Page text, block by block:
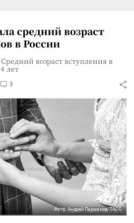
средний возраст
в России
возраст вступления в
лет
3
Фото: Андрей Парменов/ТАСС